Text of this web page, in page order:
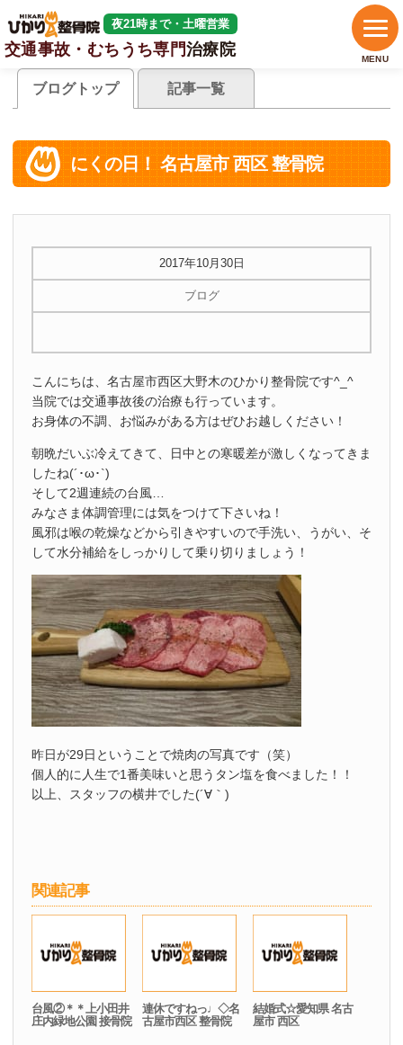
夜21時まで・土曜営業
交通事故・むちうち専門治療院
MENU
ブログトップ 記事一覧
にくの日！ 名古屋市 西区 整骨院
2017年10月30日
ブログ
こんにちは、名古屋市西区大野木のひかり整骨院です^_^
当院では交通事故後の治療も行っています。
お身体の不調、お悩みがある方はぜひお越しください！
朝晩だいぶ冷えてきて、日中との寒暖差が激しくなってきま
したね(´･ω･`)
そして2週連続の台風…
みなさま体調管理には気をつけて下さいね！
風邪は喉の乾燥などから引きやすいので手洗い、うがい、そ
して水分補給をしっかりして乗り切りましょう！
昨日が29日ということで焼肉の写真です（笑）
個人的に人生で1番美味いと思うタン塩を食べました！！
以上、スタッフの横井でした(´∀｀)
関連記事
台風②＊＊上小田井
庄内緑地公園 接骨院
連休ですねっ♩◇名
古屋市西区 整骨院
結婚式☆愛知県 名古
屋市 西区